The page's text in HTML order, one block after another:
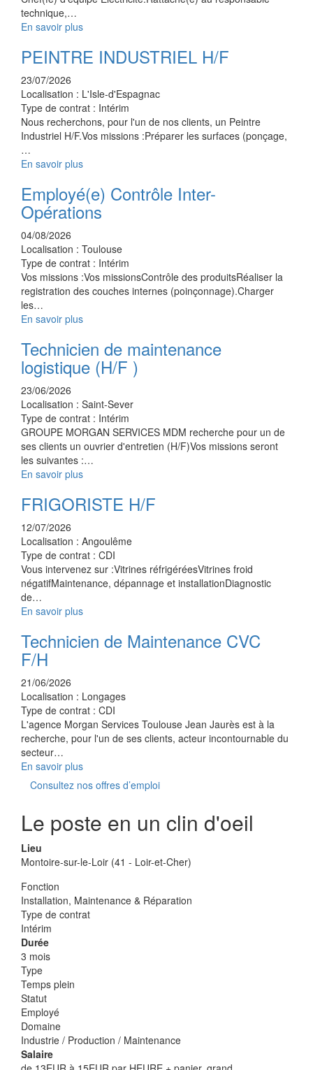
technique,…
En savoir plus
PEINTRE INDUSTRIEL H/F
23/07/2026
Localisation : L'Isle-d'Espagnac
Type de contrat : Intérim
Nous recherchons, pour l'un de nos clients, un Peintre
Industriel H/F.Vos missions :Préparer les surfaces (ponçage,
…
En savoir plus
Employé(e) Contrôle Inter-
Opérations
04/08/2026
Localisation : Toulouse
Type de contrat : Intérim
Vos missions :Vos missionsContrôle des produitsRéaliser la
registration des couches internes (poinçonnage).Charger
les…
En savoir plus
Technicien de maintenance
logistique (H/F )
23/06/2026
Localisation : Saint-Sever
Type de contrat : Intérim
GROUPE MORGAN SERVICES MDM recherche pour un de
ses clients un ouvrier d'entretien (H/F)Vos missions seront
les suivantes :…
En savoir plus
FRIGORISTE H/F
12/07/2026
Localisation : Angoulême
Type de contrat : CDI
Vous intervenez sur :Vitrines réfrigéréesVitrines froid
négatifMaintenance, dépannage et installationDiagnostic
de…
En savoir plus
Technicien de Maintenance CVC
F/H
21/06/2026
Localisation : Longages
Type de contrat : CDI
L'agence Morgan Services Toulouse Jean Jaurès est à la
recherche, pour l'un de ses clients, acteur incontournable du
secteur…
En savoir plus
Consultez nos offres d’emploi
Le poste en un clin d'oeil
Lieu
Montoire-sur-le-Loir (41 - Loir-et-Cher)
Fonction
Installation, Maintenance & Réparation
Type de contrat
Intérim
Durée
3 mois
Type
Temps plein
Statut
Employé
Domaine
Industrie / Production / Maintenance
Salaire